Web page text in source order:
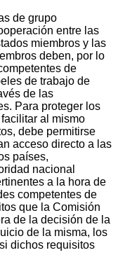
de grupo
entre las
miembros y las
deben, por lo
de
de trabajo de
de las
Para proteger los
al mismo
debe permitirse
acceso directo a las
países,
nacional
a la hora de
competentes de
que la Comisión
de la decisión de la
de la misma, los
dichos requisitos